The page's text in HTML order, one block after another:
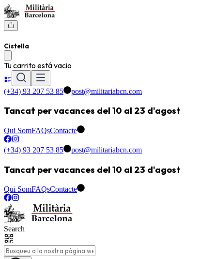
Cistella
Tu carrito está vacio
(+34) 93 207 53 85 post@militariabcn.com
Tancat per vacances del 10 al 23 d'agost
Qui SomFAQsContacte
(+34) 93 207 53 85 post@militariabcn.com
Tancat per vacances del 10 al 23 d'agost
Qui SomFAQsContacte
Search